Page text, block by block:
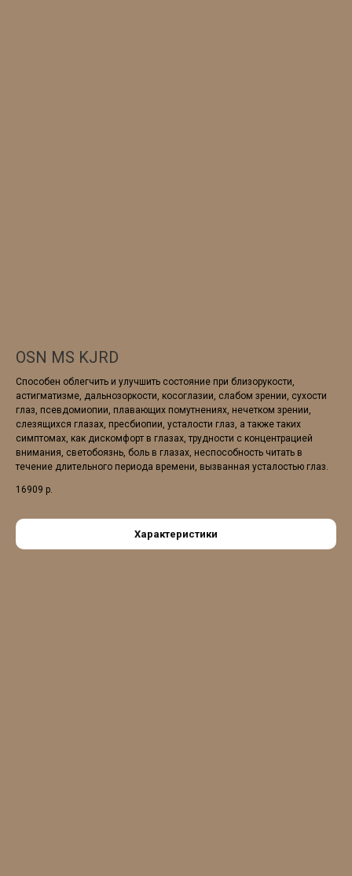
OSN MS KJRD
Способен облегчить и улучшить состояние при близорукости,
астигматизме, дальнозоркости, косоглазии, слабом зрении, сухости
глаз, псевдомиопии, плавающих помутнениях, нечетком зрении,
слезящихся глазах, пресбиопии, усталости глаз, а также таких
симптомах, как дискомфорт в глазах, трудности с концентрацией
внимания, светобоязнь, боль в глазах, неспособность читать в
течение длительного периода времени, вызванная усталостью глаз.
16909 р.
Характеристики